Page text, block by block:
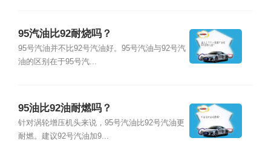
95汽油比92耐烧吗？
95号汽油并不比92号汽油好。95号汽油与92号汽
油的区别在于95号汽...
95油比92油耐燃吗？
针对涡轮增压机头来说，95号汽油比92号汽油更
耐燃。建议92号汽油加9...